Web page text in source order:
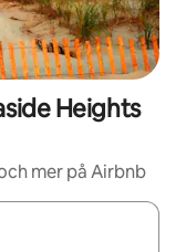
Heights
mer på Airbnb
med upp- och